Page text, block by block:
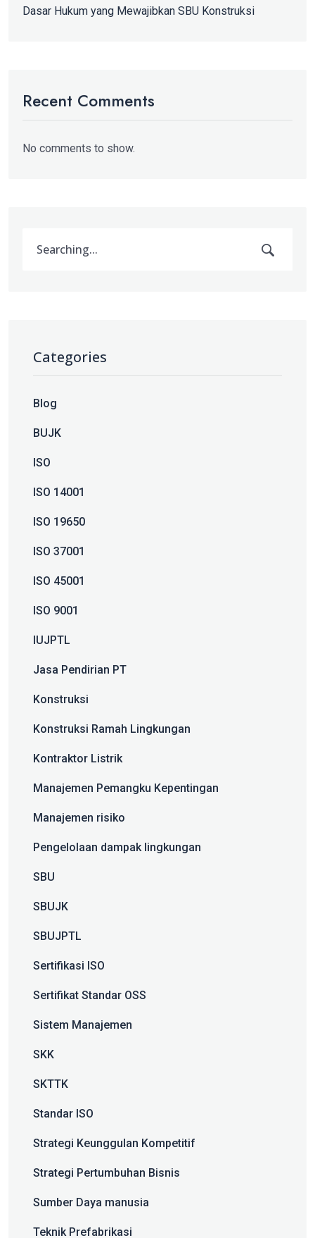
Dasar Hukum yang Mewajibkan SBU Konstruksi
Recent Comments
No comments to show.
Categories
Blog
BUJK
ISO
ISO 14001
ISO 19650
ISO 37001
ISO 45001
ISO 9001
IUJPTL
Jasa Pendirian PT
Konstruksi
Konstruksi Ramah Lingkungan
Kontraktor Listrik
Manajemen Pemangku Kepentingan
Manajemen risiko
Pengelolaan dampak lingkungan
SBU
SBUJK
SBUJPTL
Sertifikasi ISO
Sertifikat Standar OSS
Sistem Manajemen
SKK
SKTTK
Standar ISO
Strategi Keunggulan Kompetitif
Strategi Pertumbuhan Bisnis
Sumber Daya manusia
Teknik Prefabrikasi